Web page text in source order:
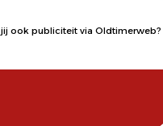
jij ook publiciteit via Oldtimerweb?